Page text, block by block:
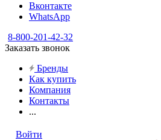
Вконтакте
WhatsApp
8-800-201-42-32
Заказать звонок
Бренды
Как купить
Компания
Контакты
...
Войти